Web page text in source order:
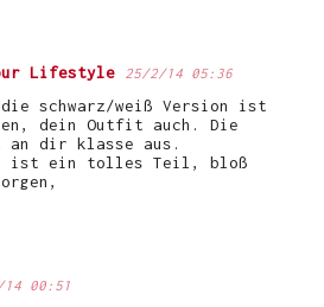
Lifestyle 25/2/14 05:36
schwarz/weiß Version ist
dein Outfit auch. Die
an dir klasse aus.
ist ein tolles Teil, bloß
14 00:51